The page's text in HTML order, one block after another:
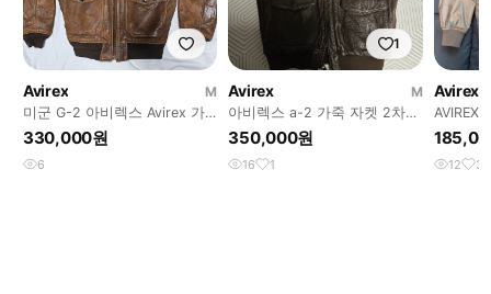
Avirex
M
미군 G-2 아비렉스 Avirex 가
죽 봄버 자켓 M
330,000원
6
1
Avirex
M
아비렉스 a-2 가죽 자켓 2차
대전 복각
350,000원
16 1
Avirex
AVIREX
12 3